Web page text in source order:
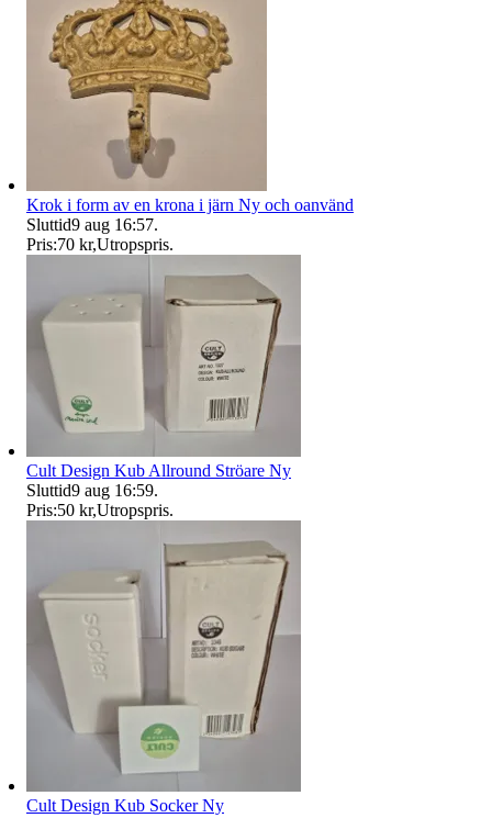
Krok i form av en krona i järn Ny och oanvänd
Sluttid9 aug 16:57.
Pris:70 kr,Utropspris.
Cult Design Kub Allround Ströare Ny
Sluttid9 aug 16:59.
Pris:50 kr,Utropspris.
Cult Design Kub Socker Ny